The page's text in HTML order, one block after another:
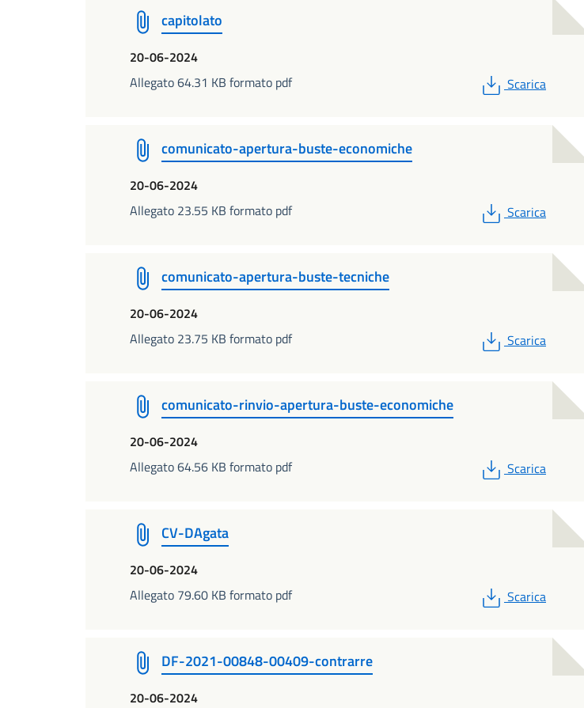
capitolato
20-06-2024
Allegato 64.31 KB formato pdf
PDF
Scarica
comunicato-apertura-buste-economiche
20-06-2024
Allegato 23.55 KB formato pdf
PDF
Scarica
comunicato-apertura-buste-tecniche
20-06-2024
Allegato 23.75 KB formato pdf
PDF
Scarica
comunicato-rinvio-apertura-buste-economiche
20-06-2024
Allegato 64.56 KB formato pdf
PDF
Scarica
CV-DAgata
20-06-2024
Allegato 79.60 KB formato pdf
PDF
Scarica
DF-2021-00848-00409-contrarre
20-06-2024